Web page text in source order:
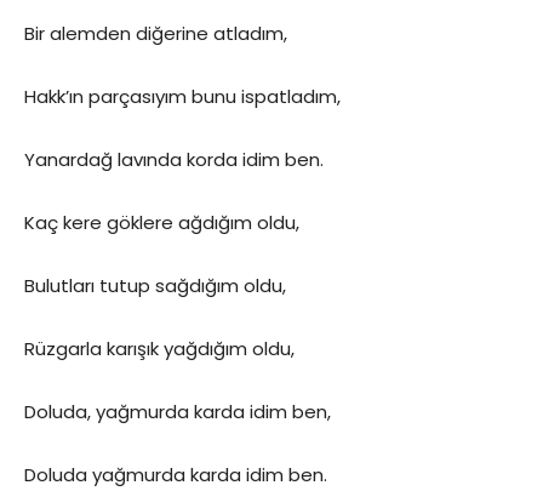
Bir alemden diğerine atladım,
Hakk’ın parçasıyım bunu ispatladım,
Yanardağ lavında korda idim ben.
Kaç kere göklere ağdığım oldu,
Bulutları tutup sağdığım oldu,
Rüzgarla karışık yağdığım oldu,
Doluda, yağmurda karda idim ben,
Doluda yağmurda karda idim ben.